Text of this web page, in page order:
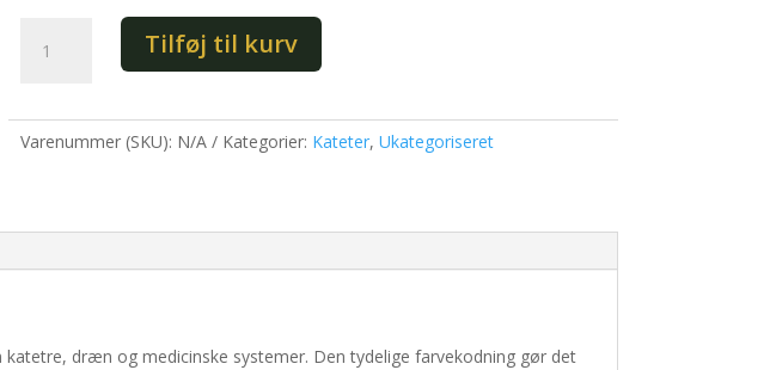
Rekatalsonder
Tilføj til kurv
Varenummer (SKU): N/A Kategorier: Kateter, Ukategoriseret
dræn og medicinske systemer. Den tydelige farvekodning gør det